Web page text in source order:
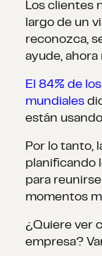
Los clientes
largo de un
reconozca,
ayude, ahora
El 84% de
mundiales
están
Por lo tanto,
planificando
para
momentos
¿Quiere ver
empresa?